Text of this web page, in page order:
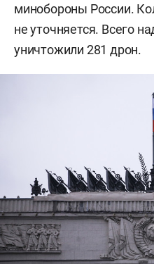
минобороны России.
не уточняется. Всего
уничтожили 281 дрон.